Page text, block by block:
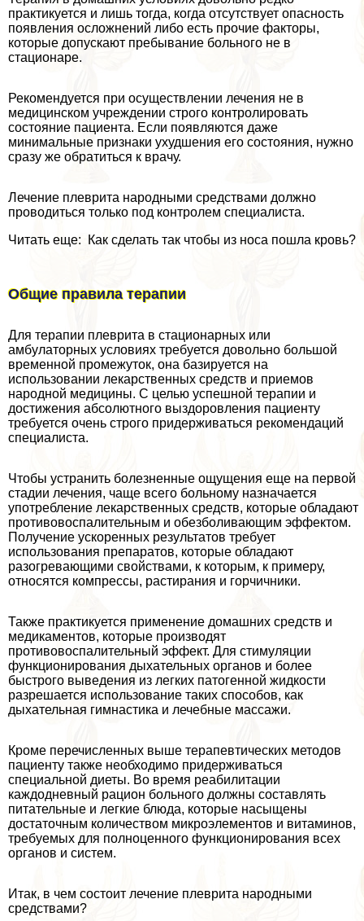
пpaктикуется и лишь тогда, когда отсутствует опасность
появления осложнений либо есть прочие факторы,
которые допускают пребывание больного не в
стационаре.
Рекомендуется при осуществлении лечения не в
медицинском учреждении строго контролировать
состояние пациента. Если появляются даже
минимальные признаки ухудшения его состояния, нужно
сразу же обратиться к врачу.
Лечение плеврита народными средствами должно
проводиться только под контролем специалиста.
Читать еще: Как сделать так чтобы из носа пошла кровь?
Общие правила терапии
Для терапии плеврита в стационарных или
амбулаторных условиях требуется довольно большой
временной промежуток, она базируется на
использовании лекарственных средств и приемов
народной медицины. С целью успешной терапии и
достижения абсолютного выздоровления пациенту
требуется очень строго придерживаться рекомендаций
специалиста.
Чтобы устранить болезненные ощущения еще на первой
стадии лечения, чаще всего больному назначается
употрeбление лекарственных средств, которые обладают
противовоспалительным и обезболивающим эффектом.
Получение ускоренных результатов требует
использования препаратов, которые обладают
разогревающими свойствами, к которым, к примеру,
относятся компрессы, растирания и горчичники.
Также пpaктикуется применение домашних средств и
медикаментов, которые производят
противовоспалительный эффект. Для стимуляции
функционирования дыхательных органов и более
быстрого выведения из легких патогенной жидкости
разрешается использование таких способов, как
дыхательная гимнастика и лечебные массажи.
Кроме перечисленных выше терапевтических методов
пациенту также необходимо придерживаться
специальной диеты. Во время реабилитации
каждодневный рацион больного должны составлять
питательные и легкие блюда, которые насыщены
достаточным количеством микроэлементов и витаминов,
требуемых для полноценного функционирования всех
органов и систем.
Итак, в чем состоит лечение плеврита народными
средствами?